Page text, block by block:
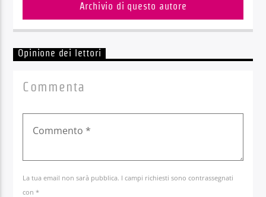
Archivio di questo autore
Opinione dei lettori
Commenta
La tua email non sarà pubblica. I campi richiesti sono contrassegnati
con *